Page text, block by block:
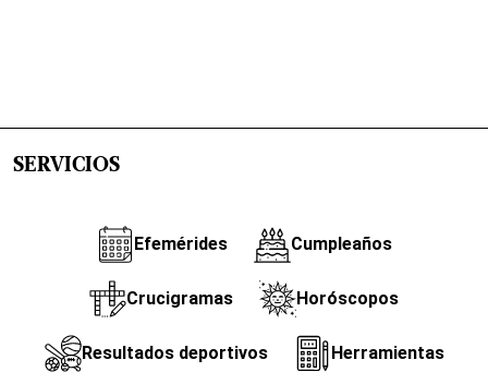
SERVICIOS
Efemérides Cumpleaños
Crucigramas Horóscopos
Resultados deportivos Herramientas